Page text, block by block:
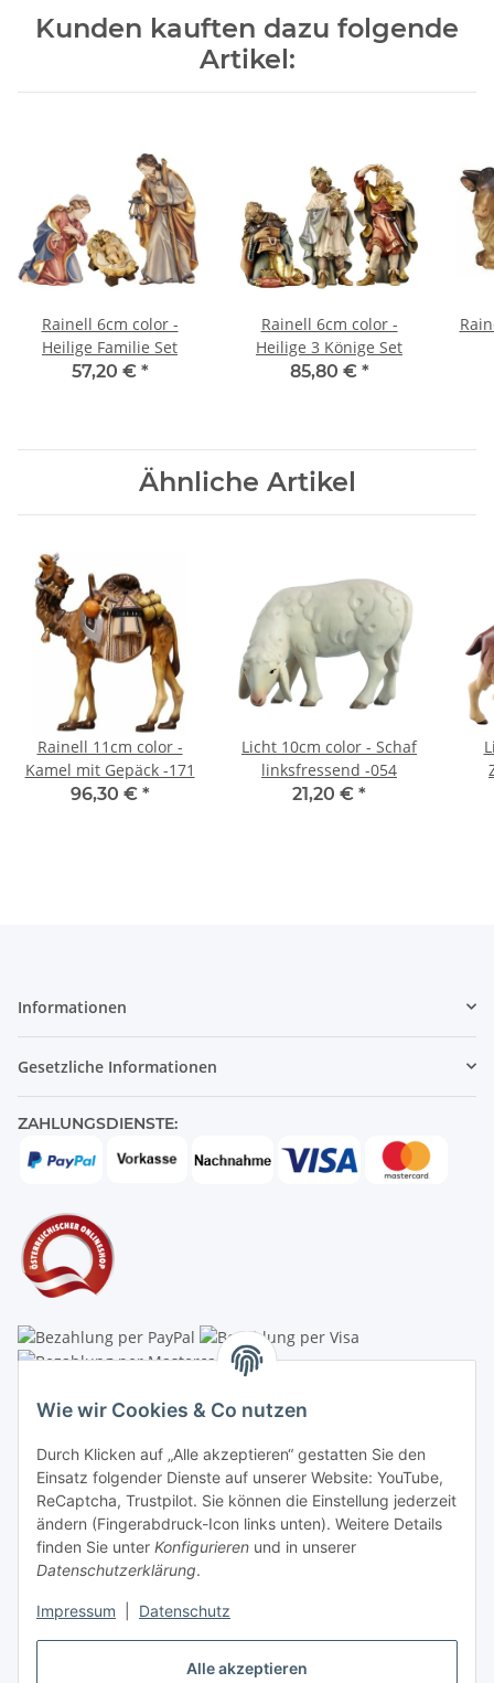
Alle akzeptieren
Wie wir Cookies & Co nutzen
Durch Klicken auf „Alle akzeptieren“ gestatten Sie den
Einsatz folgender Dienste auf unserer Website: YouTube,
ReCaptcha, Trustpilot. Sie können die Einstellung jederzeit
ändern (Fingerabdruck-Icon links unten). Weitere Details
finden Sie unter Konfigurieren und in unserer
Datenschutzerklärung.
Impressum Datenschutz
Kunden kauften dazu folgende
Artikel:
Rainell 6cm color -
Heilige Familie Set
57,20 € *
Rainell 6cm color -
Heilige 3 Könige Set
85,80 € *
Ähnliche Artikel
Rainell 11cm color -
Kamel mit Gepäck -171
96,30 € *
Licht 10cm color - Schaf
linksfressend -054
21,20 € *
Informationen
Gesetzliche Informationen
ZAHLUNGSDIENSTE:
Linzer Krippenshop
Schauraum & Verkauf: Pfarrwald 46
Buchhaltung: Königleiten 11
A-3354 Wolfsbach
+43747782730
shop@krippen-shop.at